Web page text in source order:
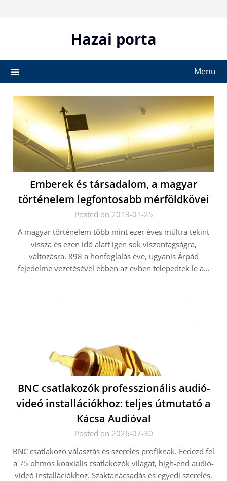
Hazai porta
Menu
Emberek és társadalom, a magyar
történelem legfontosabb mérföldkövei
Posted on 2013-01-25
A magyar történelem több mint ezer éves múltra tekint
vissza és ezen idő alatt igen sok viszontagságra,
változásra. 898 a honfoglalás éve, ugyanis Árpád
fejedelme vezetésével ebben az évben telepedtek le a…
BNC csatlakozók professzionális audió-
videó installációkhoz: teljes útmutató a
Kácsa Audióval
Posted on 2026-07-30
BNC csatlakozó választás és szerelés profiknak. Fedezd fel
a 75 ohmos koaxiális csatlakozók világát, high-end audió-
videó installációkhoz. Szaktanácsadás és egyedi szerelés.